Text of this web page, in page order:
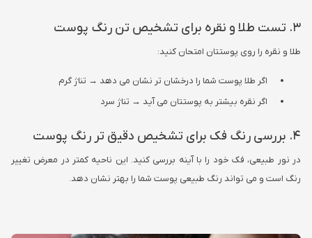
3. تست طلا و نقره برای تشخیص تن رنگ پوست
طلا و نقره را روی پوستتان امتحان کنید:
اگر طلا پوست شما را درخشان تر نشان می دهد → تناژ گرم
اگر نقره بیشتر به پوستتان می آید → تناژ سرد
4. بررسی رنگ فک برای تشخیص دقیق تر رنگ پوست
در نور طبیعی، فک خود را با آینه بررسی کنید. این ناحیه کمتر در معرض تغییر
رنگ است و می تواند رنگ طبیعی پوست شما را بهتر نشان دهد.